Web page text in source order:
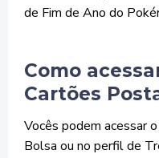
de Fim de Ano do
Como
Cartões
Vocês podem acessar
Bolsa ou no perfil de